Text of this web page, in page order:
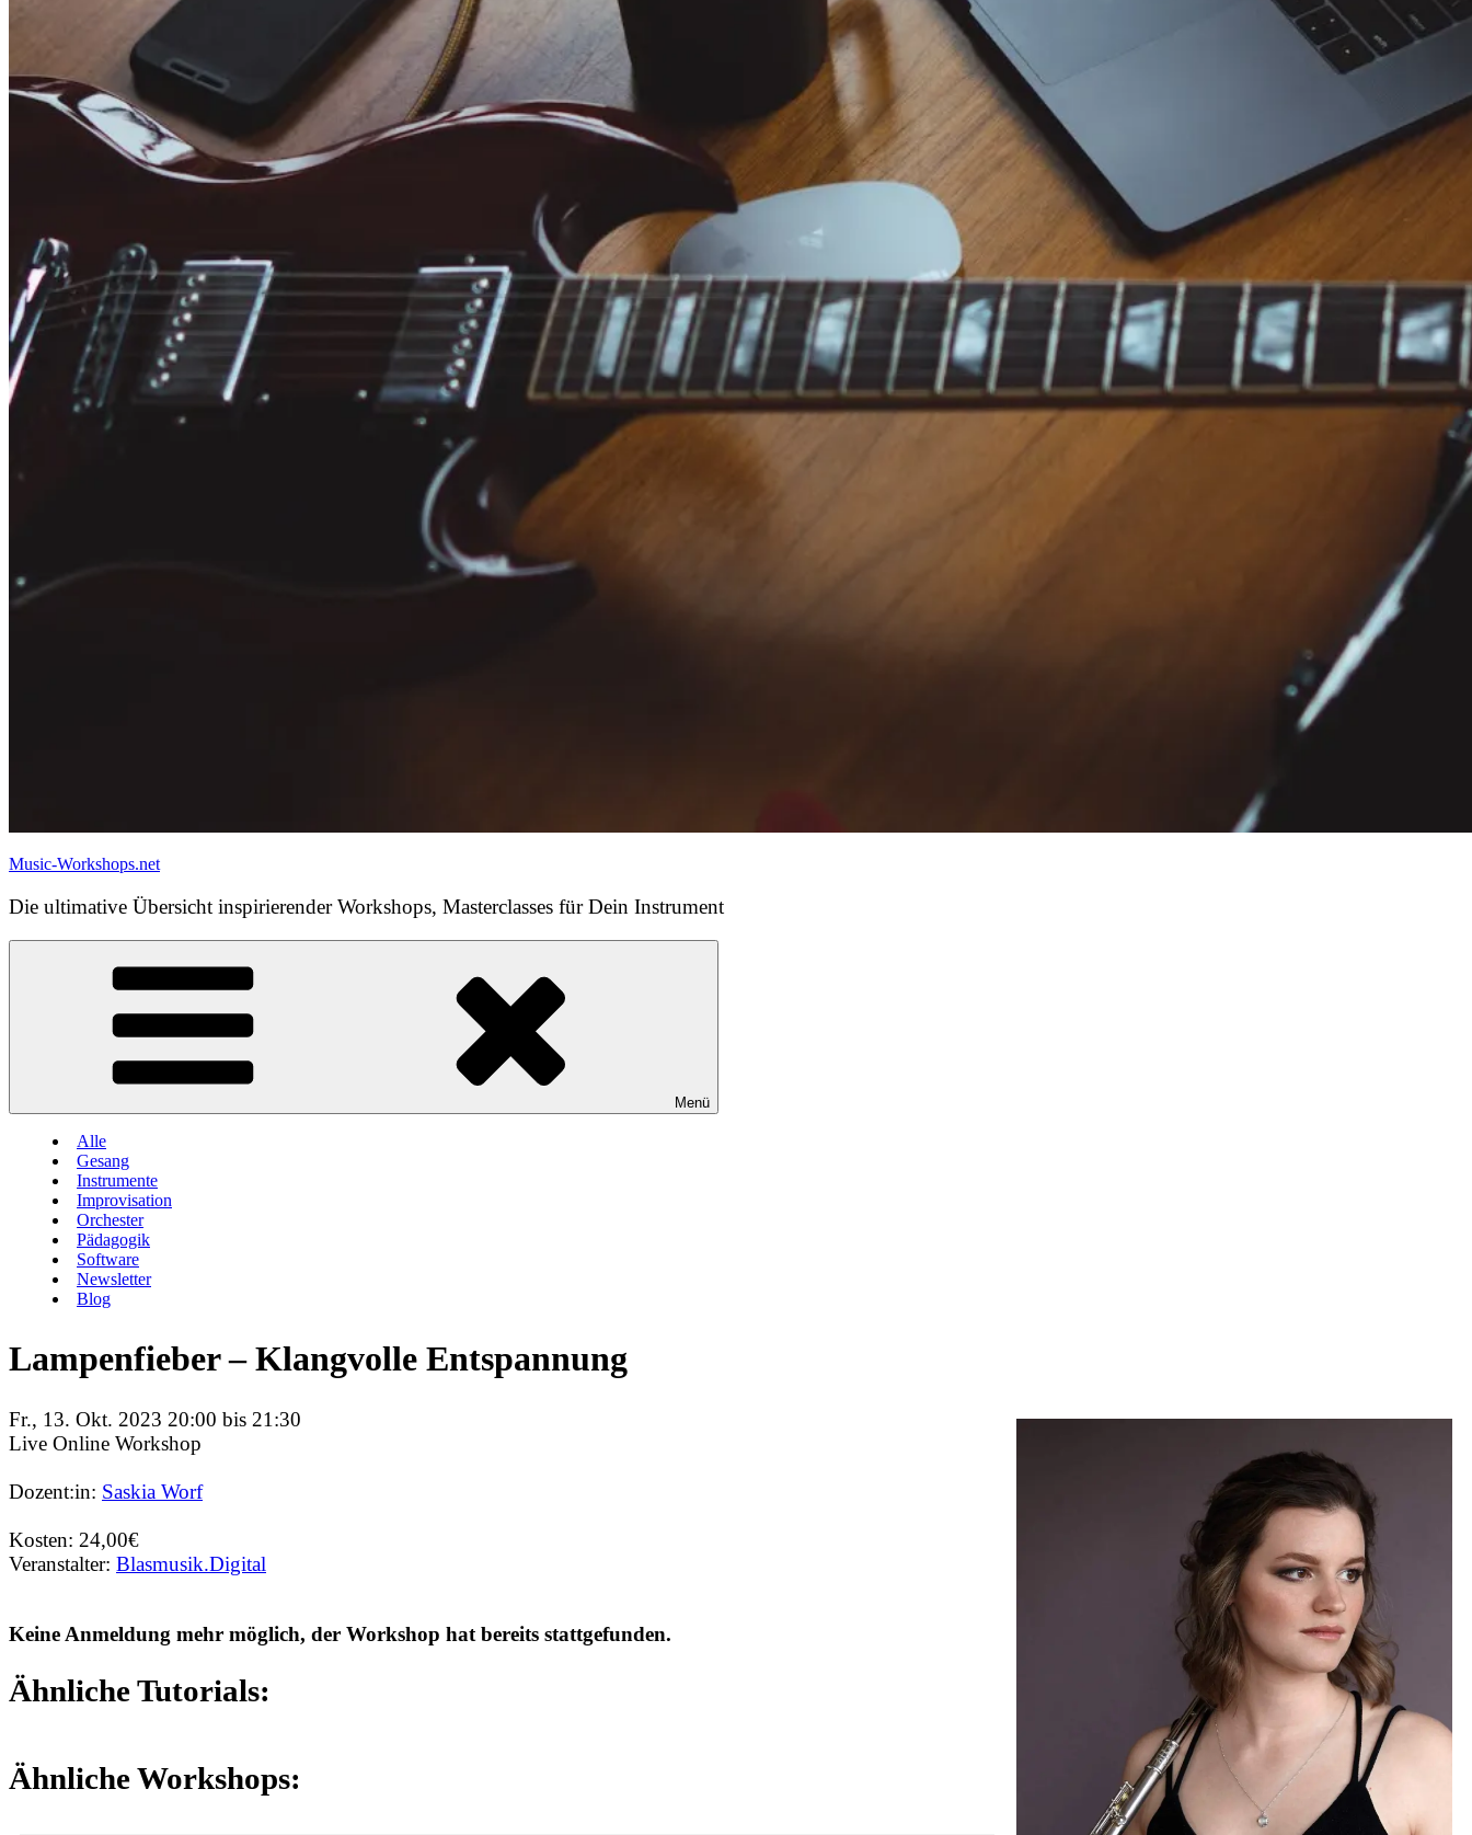
Music-Workshops.net
Die ultimative Übersicht inspirierender Workshops, Masterclasses für Dein Instrument
Menü
Alle
Gesang
Instrumente
Improvisation
Orchester
Pädagogik
Software
Newsletter
Blog
Lampenfieber – Klangvolle Entspannung
Fr., 13. Okt. 2023 20:00 bis 21:30
Live Online Workshop
Dozent:in: Saskia Worf
Kosten: 24,00€
Veranstalter: Blasmusik.Digital
Keine Anmeldung mehr möglich, der Workshop hat bereits stattgefunden.
Ähnliche Tutorials:
Ähnliche Workshops: